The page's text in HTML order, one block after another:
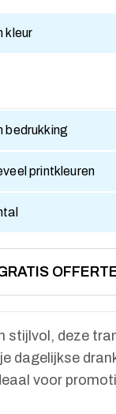
kleur
bedrukking
printkleuren
stijlvol, deze
dagelijkse
voor